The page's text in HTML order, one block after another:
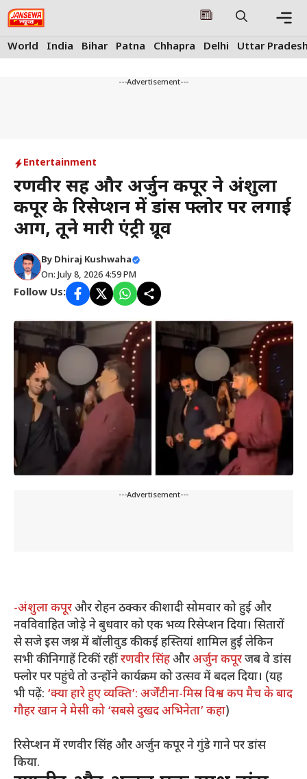
Skip
to
content
World India Bihar Patna Chhapra Delhi Uttar
---Advertisement---
Entertainment
रणवीर सिंह और अर्जुन कपूर ने अंशुला
कपूर के रिसेप्शन में डांस फ्लोर पर लगाई
आग, तूने मारी एंट्री ग्रूव
By Dhiraj Kushwaha
On: July 8, 2026 4:59 PM
Follow Us:
---Advertisement---
-अंशुला कपूरऔर रोहन ठक्कर की शादी सोमवार को हुई और
नवविवाहित जोड़े ने बुधवार को एक भव्य रिसेप्शन दिया। सितारों
से सजे इस जश्न में बॉलीवुड की कई हस्तियां शामिल हुईं लेकिन
सभी की निगाहें टिकीं रहींरणवीर सिंहऔरअर्जुन कपूरजब वे डांस
फ्लोर पर पहुंचे तो उन्होंने कार्यक्रम को उत्सव में बदल दिया। (यह
भी पढ़ें: ‘क्या हारे हुए व्यक्ति’: अर्जेंटीना-मिस्र विश्व कप मैच के बाद
गौहर खान ने मेसी को ‘सबसे दुखद अभिनेता’ कहा)
रिसेप्शन में रणवीर सिंह और अर्जुन कपूर ने गुंडे गाने पर डांस
किया.